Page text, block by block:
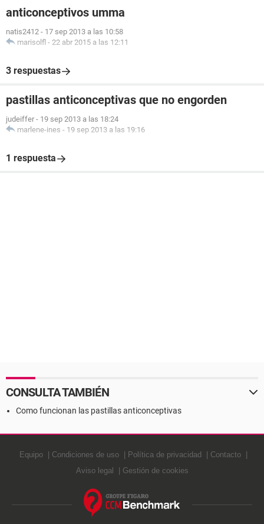
anticonceptivos umma
natis2412 - 17 sep 2013 a las 10:58
marisolfl - 22 abr 2015 a las 12:11
3 respuestas
pastillas anticonceptivas que no engorden
judeiffer - 19 sep 2013 a las 18:24
marlene-ines - 19 sep 2013 a las 19:16
1 respuesta
CONSULTA TAMBIÉN
Como funcionan las pastillas anticonceptivas
Equipo Condiciones de uso Política de privacidad
Contacto
Aviso legal
Gestión de cookies